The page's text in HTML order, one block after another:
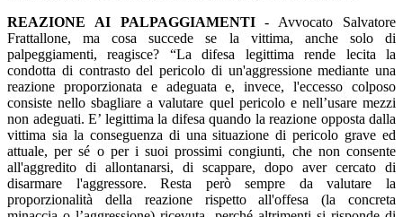
REAZIONE AI PALPAGGIAMENTI- Avvocato Salvatore
Frattallone, ma cosa succede se la vittima, anche solo di
palpeggiamenti, reagisce? “La difesa legittima rende lecita la
condotta di contrasto del pericolo di un'aggressione mediante una
reazione proporzionata e adeguata e, invece, l'eccesso colposo
consiste nello sbagliare a valutare quel pericolo e nell’usare mezzi
non adeguati. E’ legittima la difesa quando la reazione opposta dalla
vittima sia la conseguenza di una situazione di pericolo grave ed
attuale, per sé o per i suoi prossimi congiunti, che non consente
all'aggredito di allontanarsi, di scappare, dopo aver cercato di
disarmare l'aggressore. Resta però sempre da valutare la
proporzionalità della reazione rispetto all'offesa (la concreta